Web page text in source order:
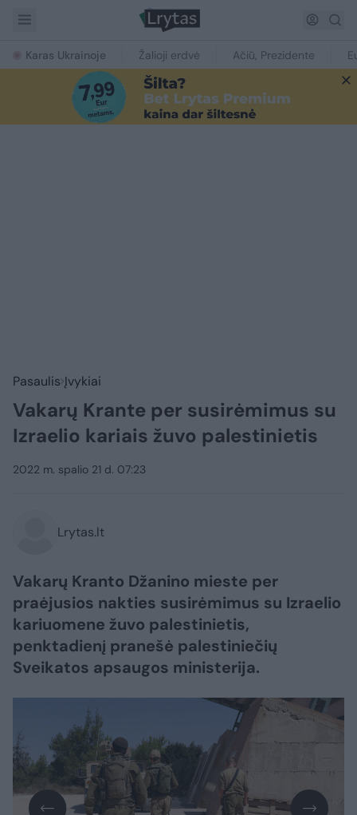
Karas Ukrainoje Žalioji erdvė Ačiū, Prezidente
Pasaulis Įvykiai
Vakarų Krante per susirėmimus su
Izraelio kariais žuvo palestinietis
2022 m. spalio 21 d. 07:23
Lrytas.lt
Vakarų Kranto Džanino mieste per
praėjusios nakties susirėmimus su Izraelio
kariuomene žuvo palestinietis,
penktadienį pranešė palestiniečių
Sveikatos apsaugos ministerija.